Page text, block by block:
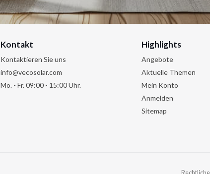
Kontakt
Kontaktieren Sie uns
info@vecosolar.com
Mo. - Fr. 09:00 - 15:00 Uhr.
Highlights
Angebote
Aktuelle Themen
Mein Konto
Anmelden
Sitemap